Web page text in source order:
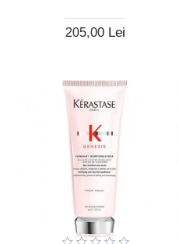
205,00 Lei